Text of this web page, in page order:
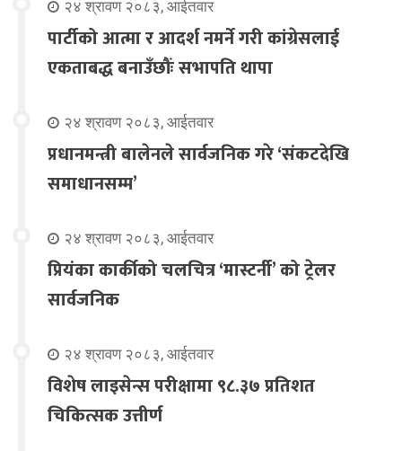
२४ श्रावण २०८३, आईतवार
पार्टीको आत्मा र आदर्श नमर्ने गरी कांग्रेसलाई
एकताबद्ध बनाउँछौंः सभापति थापा
२४ श्रावण २०८३, आईतवार
प्रधानमन्त्री बालेनले सार्वजनिक गरे ‘संकटदेखि
समाधानसम्म’
२४ श्रावण २०८३, आईतवार
प्रियंका कार्कीको चलचित्र ‘मास्टर्नी’ को ट्रेलर
सार्वजनिक
२४ श्रावण २०८३, आईतवार
विशेष लाइसेन्स परीक्षामा ९८.३७ प्रतिशत
चिकित्सक उत्तीर्ण